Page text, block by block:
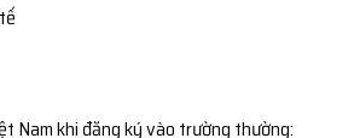
Nam khi đăng ký vào trường thường: